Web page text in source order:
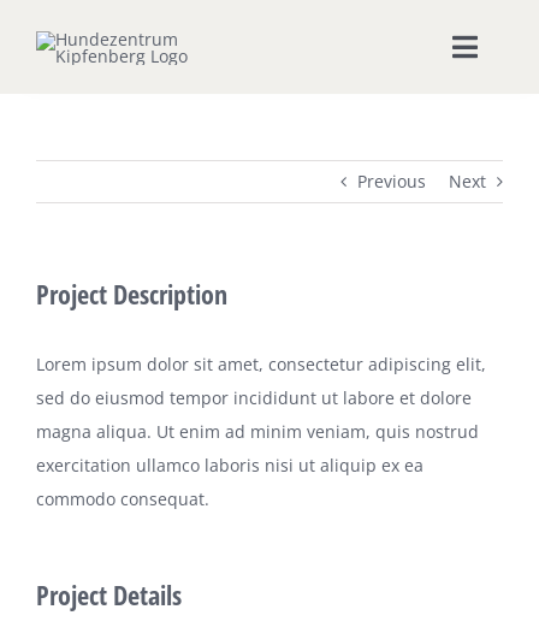
Inhalt
Toggle
Hundeschule
Seminare & Workshops
Unsere Shops
Hundepension
Ernährungsberatung
Previous Next
Project Description
Lorem ipsum dolor sit amet, consectetur adipiscing elit,
sed do eiusmod tempor incididunt ut labore et dolore
magna aliqua. Ut enim ad minim veniam, quis nostrud
exercitation ullamco laboris nisi ut aliquip ex ea
commodo consequat.
Project Details